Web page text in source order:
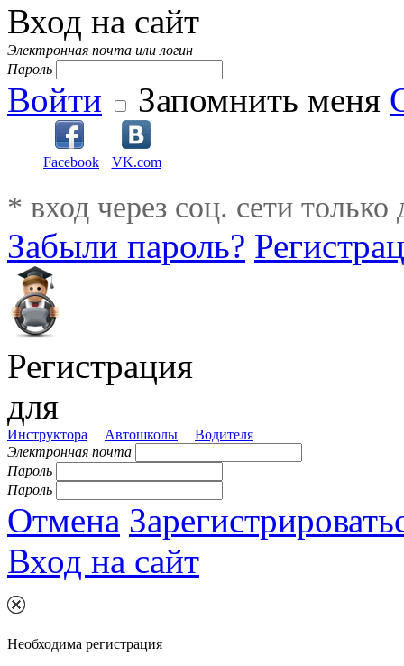
Вход на сайт
Электронная почта или логин
Пароль
Войти Запомнить меня
Facebook VK.com
* вход через соц. сети
Забыли пароль?
Регистрация
для
Инструктора Автошколы
Водителя
Электронная почта
Пароль
Пароль
Отмена
Вход на сайт
Необходима регистрация